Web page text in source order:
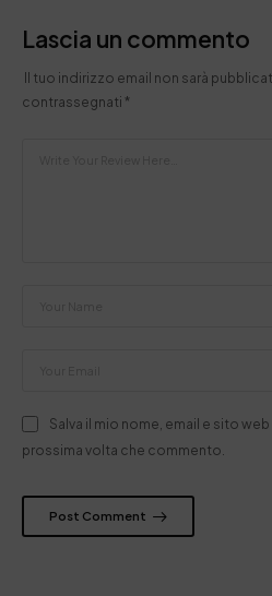
Lascia un commento
Il tuo indirizzo email non sarà
contrassegnati *
Salva il mio nome, email e sito
prossima volta che commento.
Post Comment